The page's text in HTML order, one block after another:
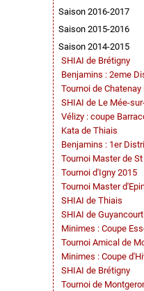
Saison 2016-2017
Saison 2015-2016
Saison 2014-2015
SHIAI de Brétigny
Benjamins : 2eme
Tournoi de Chatenay
SHIAI de Le Mée-
Vélizy : coupe
Kata de Thiais
Benjamins : 1er
Tournoi Master de
Tournoi d'Igny 2015
Tournoi Master
SHIAI de Thiais
SHIAI de Guyancourt
Minimes : Coupe
Tournoi Amical de
Minimes : Coupe
SHIAI de Brétigny
Tournoi de